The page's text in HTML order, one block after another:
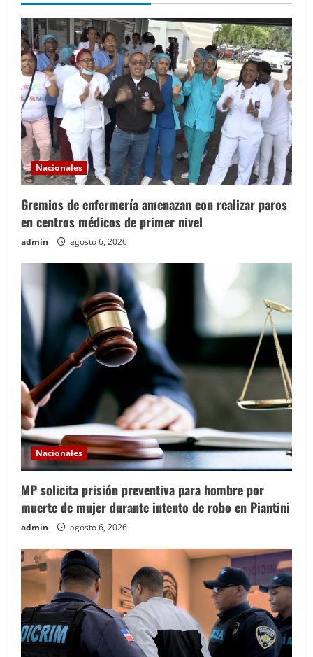
Nacionales
Gremios de enfermería amenazan con realizar paros
en centros médicos de primer nivel
admin agosto 6, 2026
Nacionales
MP solicita prisión preventiva para hombre por
muerte de mujer durante intento de robo en Piantini
admin agosto 6, 2026